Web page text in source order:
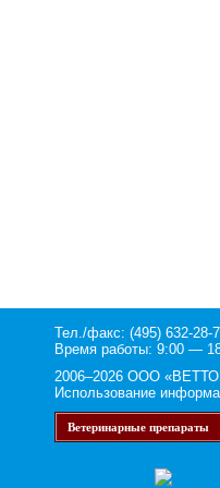
Тел./факс: (495) 632-28-
Время работы: 9:00 —
2006–2026 ООО
Использование
Ветеринарные препараты